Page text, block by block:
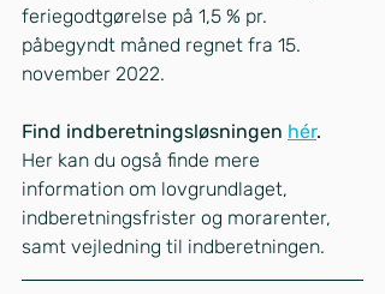
feriegodtgørelse på 1,5 % pr.
påbegyndt måned regnet fra 15.
november 2022.
Find indberetningsløsningen hér.
Her kan du også finde mere
information om lovgrundlaget,
indberetningsfrister og morarenter,
samt vejledning til indberetningen.